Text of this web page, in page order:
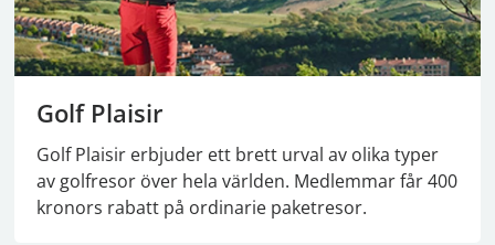
Golf Plaisir
Golf Plaisir erbjuder ett brett urval av olika typer
av golfresor över hela världen. Medlemmar får 400
kronors rabatt på ordinarie paketresor.